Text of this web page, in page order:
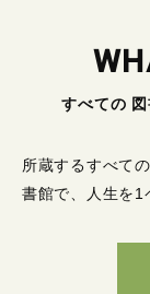
すべての 図
所蔵するすべて
書館で、人生を1